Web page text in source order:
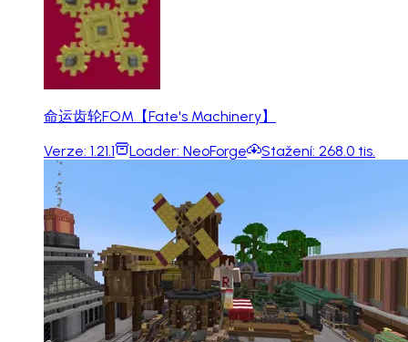
命运齿轮FOM【Fate's Machinery】
Verze: 1.21.1 Loader: NeoForge Stažení: 268.0 tis.